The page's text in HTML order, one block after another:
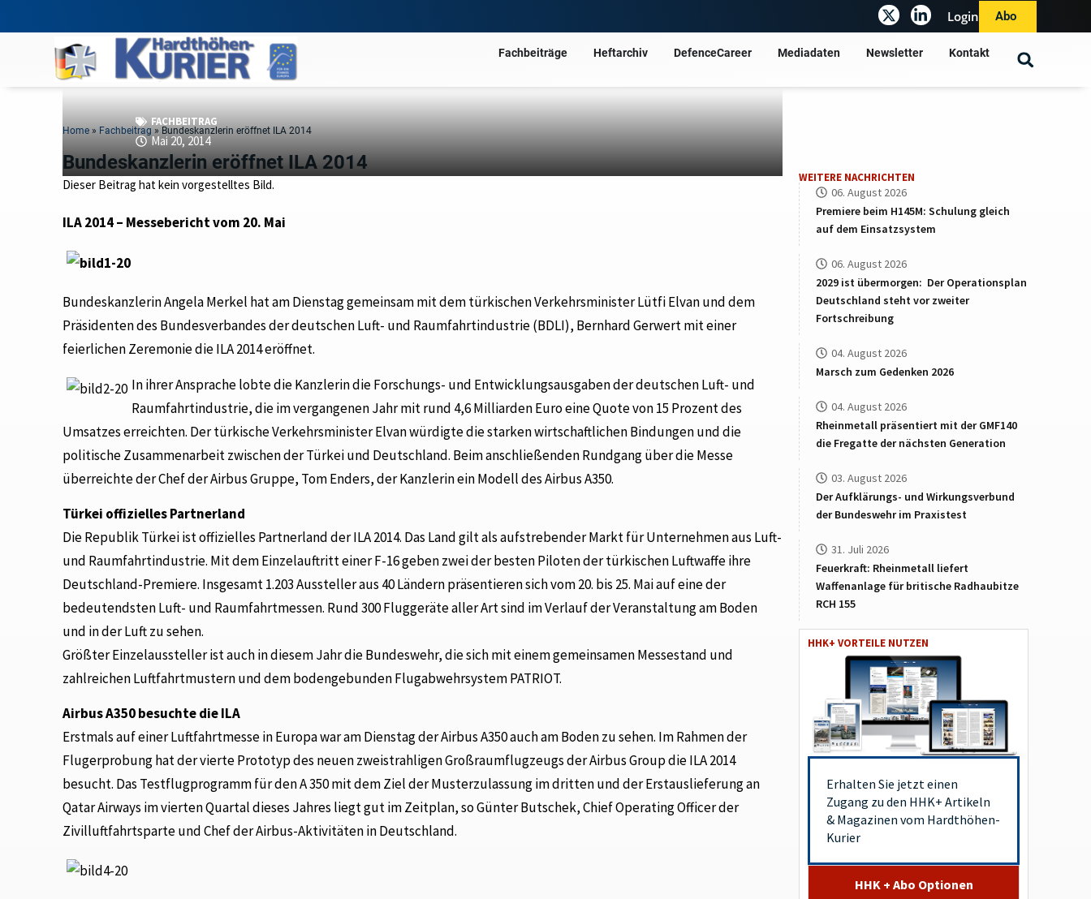
Login Abo
Fachbeiträge Heftarchiv DefenceCareer Mediadaten Newsletter Kontakt
Home » Fachbeitrag » Bundeskanzlerin eröffnet ILA 2014
Bundeskanzlerin eröffnet ILA 2014
FACHBEITRAG
Mai 20, 2014
Dieser Beitrag hat kein vorgestelltes Bild.
ILA 2014 – Messebericht vom 20. Mai
Bundeskanzlerin Angela Merkel hat am Dienstag gemeinsam mit dem türkischen Verkehrsminister Lütfi Elvan und dem
Präsidenten des Bundesverbandes der deutschen Luft- und Raumfahrtindustrie (BDLI), Bernhard Gerwert mit einer
feierlichen Zeremonie die ILA 2014 eröffnet.
In ihrer Ansprache lobte die Kanzlerin die Forschungs- und Entwicklungsausgaben der deutschen Luft- und
Raumfahrtindustrie, die im vergangenen Jahr mit rund 4,6 Milliarden Euro eine Quote von 15 Prozent des
Umsatzes erreichten. Der türkische Verkehrsminister Elvan würdigte die starken wirtschaftlichen Bindungen und die
politische Zusammenarbeit zwischen der Türkei und Deutschland. Beim anschließenden Rundgang über die Messe
überreichte der Chef der Airbus Gruppe, Tom Enders, der Kanzlerin ein Modell des Airbus A350.
Türkei offizielles Partnerland
Die Republik Türkei ist offizielles Partnerland der ILA 2014. Das Land gilt als aufstrebender Markt für Unternehmen aus Luft-
und Raumfahrtindustrie. Mit dem Einzelauftritt einer F-16 geben zwei der besten Piloten der türkischen Luftwaffe ihre
Deutschland-Premiere. Insgesamt 1.203 Aussteller aus 40 Ländern präsentieren sich vom 20. bis 25. Mai auf eine der
bedeutendsten Luft- und Raumfahrtmessen. Rund 300 Fluggeräte aller Art sind im Verlauf der Veranstaltung am Boden
und in der Luft zu sehen.
Größter Einzelaussteller ist auch in diesem Jahr die Bundeswehr, die sich mit einem gemeinsamen Messestand und
zahlreichen Luftfahrtmustern und dem bodengebunden Flugabwehrsystem PATRIOT.
Airbus A350 besuchte die ILA
Erstmals auf einer Luftfahrtmesse in Europa war am Dienstag der Airbus A350 auch am Boden zu sehen. Im Rahmen der
Flugerprobung hat der vierte Prototyp des neuen zweistrahligen Großraumflugzeugs der Airbus Group die ILA 2014
besucht. Das Testflugprogramm für den A 350 mit dem Ziel der Musterzulassung im dritten und der Erstauslieferung an
Qatar Airways im vierten Quartal dieses Jahres liegt gut im Zeitplan, so Günter Butschek, Chief Operating Officer der
Zivilluftfahrtsparte und Chef der Airbus-Aktivitäten in Deutschland.
WEITERE NACHRICHTEN
06. August 2026
Premiere beim H145M: Schulung gleich
auf dem Einsatzsystem
06. August 2026
2029 ist übermorgen: Der Operationsplan
Deutschland steht vor zweiter
Fortschreibung
04. August 2026
Marsch zum Gedenken 2026
04. August 2026
Rheinmetall präsentiert mit der GMF140
die Fregatte der nächsten Generation
03. August 2026
Der Aufklärungs- und Wirkungsverbund
der Bundeswehr im Praxistest
31. Juli 2026
Feuerkraft: Rheinmetall liefert
Waffenanlage für britische Radhaubitze
RCH 155
HHK+ VORTEILE NUTZEN
Erhalten Sie jetzt einen
Zugang zu den HHK+ Artikeln
& Magazinen vom Hardthöhen-
Kurier
HHK + Abo Optionen